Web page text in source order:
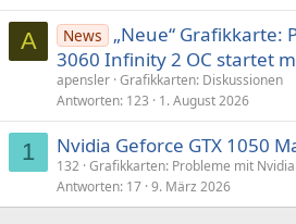
A News
„Neue“ Grafikkarte:
3060 Infinity 2 OC startet
apensler Grafikkarten: Diskussionen
Antworten 123 1. August 2026
1 Nvidia Geforce GTX 1050
132 Grafikkarten: Probleme mit Nvidia
Antworten 17 9. März 2026